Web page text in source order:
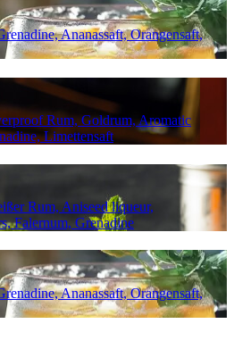
Ananassaft, Orangensaft,
Rum, Goldrum, Aromatic
Limettensaft
Rum, Aniseed liqueur,
Falernum, Grenadine
Ananassaft, Orangensaft,